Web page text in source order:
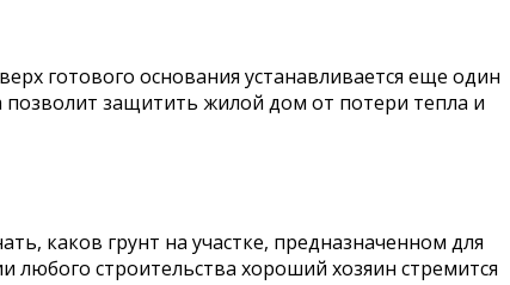
готового основания устанавливается еще один
позволит защитить жилой дом от потери тепла и
каков грунт на участке, предназначенном для
любого строительства хороший хозяин стремится